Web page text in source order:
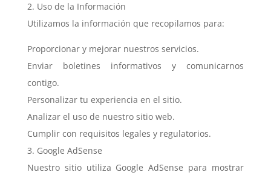
2. Uso de la Información
Utilizamos la información que recopilamos para:
Proporcionar y mejorar nuestros servicios.
Enviar boletines informativos y comunicarnos
contigo.
Personalizar tu experiencia en el sitio.
Analizar el uso de nuestro sitio web.
Cumplir con requisitos legales y regulatorios.
3. Google AdSense
Nuestro sitio utiliza Google AdSense para mostrar